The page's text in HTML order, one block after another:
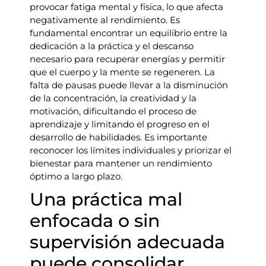
provocar fatiga mental y física, lo que afecta
negativamente al rendimiento. Es
fundamental encontrar un equilibrio entre la
dedicación a la práctica y el descanso
necesario para recuperar energías y permitir
que el cuerpo y la mente se regeneren. La
falta de pausas puede llevar a la disminución
de la concentración, la creatividad y la
motivación, dificultando el proceso de
aprendizaje y limitando el progreso en el
desarrollo de habilidades. Es importante
reconocer los límites individuales y priorizar el
bienestar para mantener un rendimiento
óptimo a largo plazo.
Una práctica mal
enfocada o sin
supervisión adecuada